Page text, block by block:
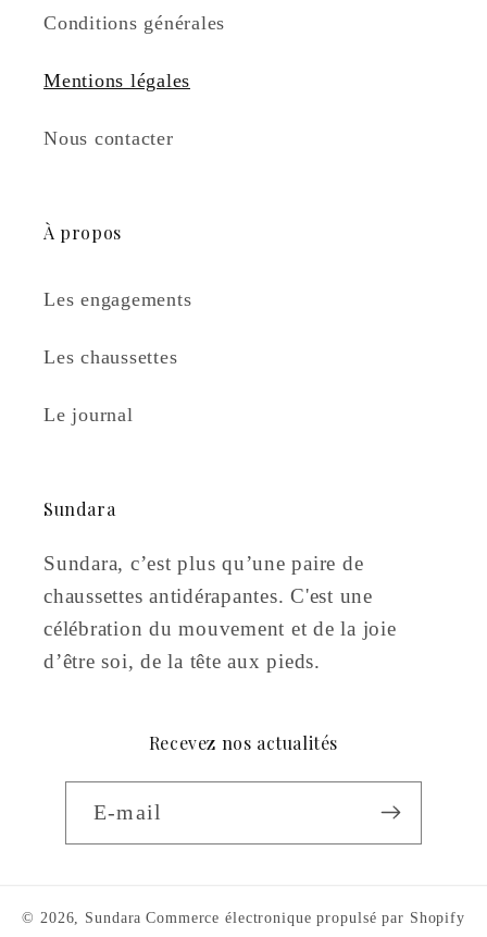
Conditions générales
Mentions légales
Nous contacter
À propos
Les engagements
Les chaussettes
Le journal
Sundara
Sundara, c’est plus qu’une paire de
chaussettes antidérapantes. C'est une
célébration du mouvement et de la joie
d’être soi, de la tête aux pieds.
Recevez nos actualités
E-mail
© 2026, Sundara Commerce électronique propulsé par Shopify